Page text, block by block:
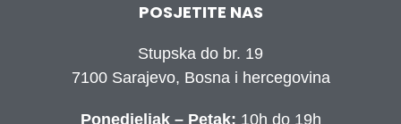
POSJETITE NAS
Stupska do br. 19
7100 Sarajevo, Bosna i hercegovina
Ponedjeljak – Petak: 10h do 19h